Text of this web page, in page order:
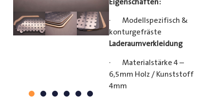
Eigenschaften:
· Modellspezifisch &
konturgefräste
Laderaumverkleidung
· Materialstärke 4 –
6,5mm Holz / Kunststoff
4mm